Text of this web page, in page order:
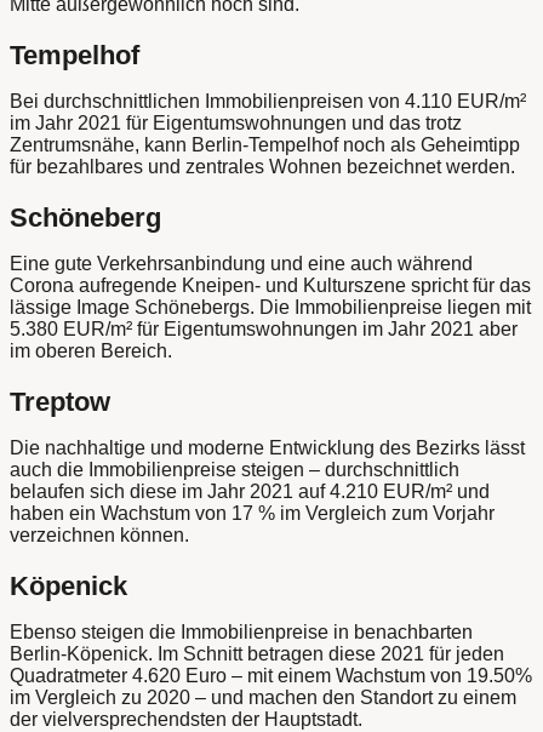
Mitte außergewöhnlich hoch sind.
Tempelhof
Bei durchschnittlichen Immobilienpreisen von 4.110 EUR/m²
im Jahr 2021 für Eigentumswohnungen und das trotz
Zentrumsnähe, kann Berlin-Tempelhof noch als Geheimtipp
für bezahlbares und zentrales Wohnen bezeichnet werden.
Schöneberg
Eine gute Verkehrsanbindung und eine auch während
Corona aufregende Kneipen- und Kulturszene spricht für das
lässige Image Schönebergs. Die Immobilienpreise liegen mit
5.380 EUR/m² für Eigentumswohnungen im Jahr 2021 aber
im oberen Bereich.
Treptow
Die nachhaltige und moderne Entwicklung des Bezirks lässt
auch die Immobilienpreise steigen – durchschnittlich
belaufen sich diese im Jahr 2021 auf 4.210 EUR/m² und
haben ein Wachstum von 17 % im Vergleich zum Vorjahr
verzeichnen können.
Köpenick
Ebenso steigen die Immobilienpreise in benachbarten
Berlin-Köpenick. Im Schnitt betragen diese 2021 für jeden
Quadratmeter 4.620 Euro – mit einem Wachstum von 19.50%
im Vergleich zu 2020 – und machen den Standort zu einem
der vielversprechendsten der Hauptstadt.